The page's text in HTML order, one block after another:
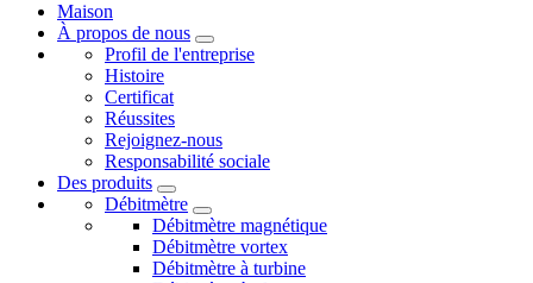
Maison
À propos de nous
Profil de l'entreprise
Histoire
Certificat
Réussites
Rejoignez-nous
Responsabilité sociale
Des produits
Débitmètre
Débitmètre magnétique
Débitmètre vortex
Débitmètre à turbine